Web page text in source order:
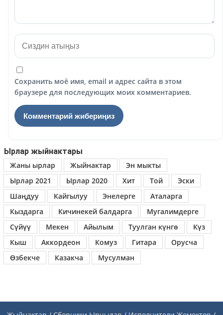
Сохранить моё имя, email и адрес сайта в этом
браузере для последующих моих комментариев.
Ырлар жыйнактары
Жаны ырлар
Жыйнактар
Эн мыкты
Ырлар 2021
Ырлар 2020 Хит Той
Эски
Шаңдуу
Кайгылуу Энелерге
Аталарга
Кыздарга
Кичинекей балдарга
Мугалимдерге
Сүйүү
Мекен Айылым Туулган күнгө
Күз
Кыш
Аккордеон Комуз Гитара
Орусча
Өзбекче
Казакча Мусулман